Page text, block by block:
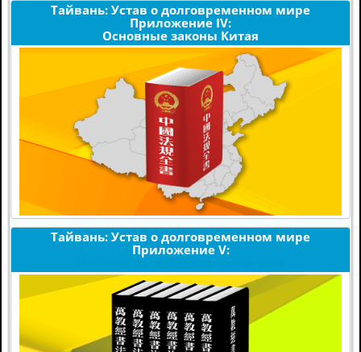
Тайвань: Устав о долговременном мире
Приложение IV:
Основные законы Китая
Тайвань: Устав о долговременном мире
Приложение V:
Издания по мировым религиям